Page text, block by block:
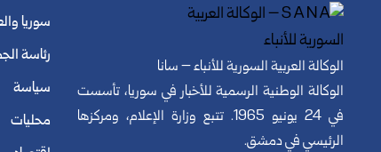
الوكالة العربية السورية للأنباء – سانا
الوكالة الوطنية الرسمية للأخبار في سوريا، تأسست
في 24 يونيو 1965. تتبع وزارة الإعلام، ومركزها
الرئيسي في دمشق.
سوريا
رئاسة
سياسة
محليات